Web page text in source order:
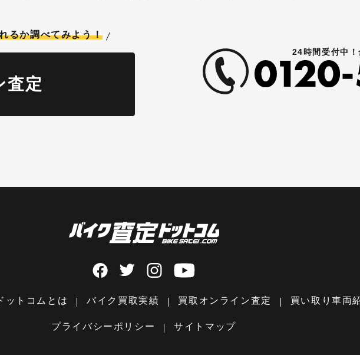
るか調べてみよう！
査定
24時間受付中！
ットコムとは バイク買取実績 買取オンライン査定 買い取り車両
プライバシーポリシー サイトマップ